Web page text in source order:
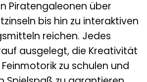
Piratengaleonen über
bis hin zu interaktiven
reichen. Jedes
ausgelegt, die Kreativität
zu schulen und